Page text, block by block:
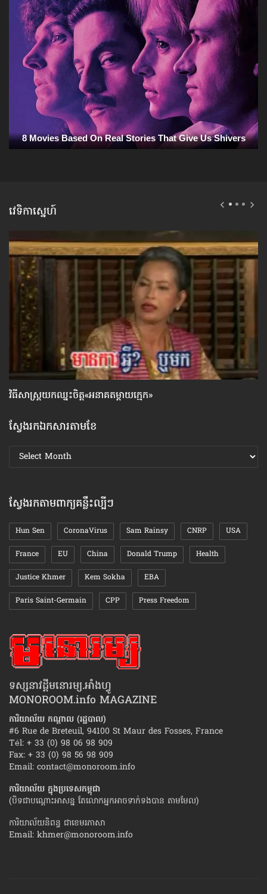
វេទិកាស្នេហ៍
វិធីសាស្រ្តយកឈ្នះ​ចិត្ត«អនាគតម្តាយក្មេក»
ស្វែងរកឯកសារតាមខែ
ស្វែងរក
ឯកសារ
ស្វែងរកតាមពាក្យគន្លឹះល្បីៗ
Hun Sen CoronaVirus Sam Rainsy CNRP USA
France EU China Donald Trump Health
Justice Khmer Kem Sokha EBA
Paris Saint-Germain CPP Press Freedom
ទស្សនាវដ្ដីមនោរម្យ.អាំងហ្វូ
MONOROOM.info MAGAZINE
ការិយាល័យ កណ្ដាល (រដ្ឋបាល)
#6 Rue de Breteuil, 94100 St Maur des Fosses, France
Tél: + 33 (0) 98 06 98 909
Fax: + 33 (0) 98 56 98 909
Email: contact@monoroom.info
ការិយាល័យ ក្នុង​ប្រទេស​កម្ពុជា
(បិទជាបណ្ដោះអាសន្ន តែលោកអ្នកអាចទាក់ទងបាន តាមមែល)
ការិយាល័យនិពន្ធ ជាខេមរភាសា
Email: khmer@monoroom.info